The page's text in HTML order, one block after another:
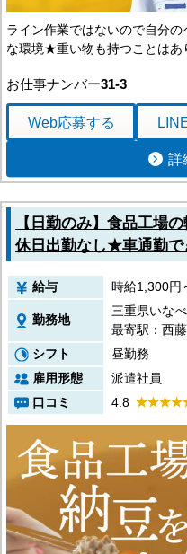
ライン作業ではないので自分
な環境★重い物も持つことはあ
お仕事ナンバー31-3
Web応募する
詳
【日勤のみ】食品工場
休日出勤なし★車通勤
給与 時給1,300円
勤務地
三重県いな
最寄駅：西
シフト
昼勤務
雇用形態
派遣社員
口コミ
4.8